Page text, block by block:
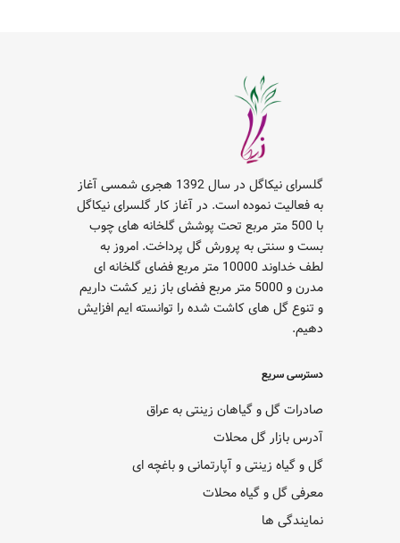
گلسرای نیکاگل در سال 1392 هجری شمسی آغاز
به فعالیت نموده است. در آغاز کار گلسرای نیکاگل
با 500 متر مربع تحت پوشش گلخانه های چوب
بست و سنتی به پرورش گل پرداخت. امروز به
لطف خداوند 10000 متر مربع فضای گلخانه ای
مدرن و 5000 متر مربع فضای باز زیر کشت داریم
و تنوع گل های کاشت شده را توانسته ایم افزایش
دهیم.
دسترسی سریع
صادرات گل و گیاهان زینتی به عراق
آدرس بازار گل محلات
گل و گیاه زینتی و آپارتمانی و باغچه ای
معرفی گل و گیاه محلات
نمایندگی ها